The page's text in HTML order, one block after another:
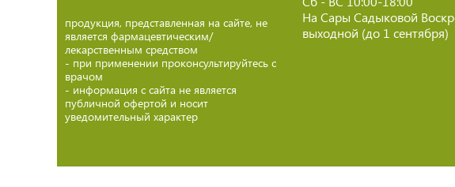
продукция, представленная на сайте, не
является фармацевтическим/
лекарственным средством
- при применении проконсультируйтесь с
врачом
- информация с сайта не является
публичной офертой и носит
уведомительный характер
На Сары Садыковой
выходной (до 1 сентября)